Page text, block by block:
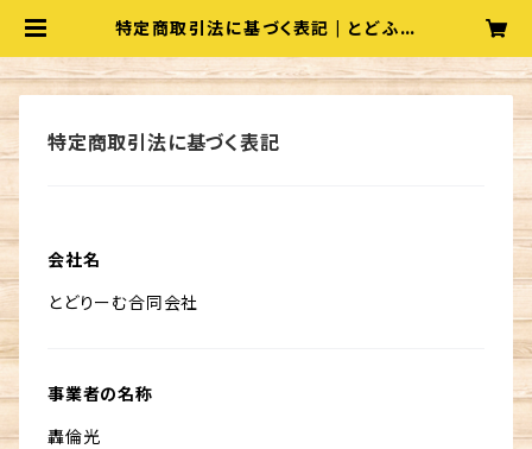
特定商取引法に基づく表記 | とどふぁ
特定商取引法に基づく表記
会社名
とどりーむ合同会社
事業者の名称
轟倫光